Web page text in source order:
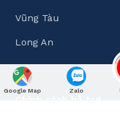
Vũng Tàu
Long An
Google Map Zalo